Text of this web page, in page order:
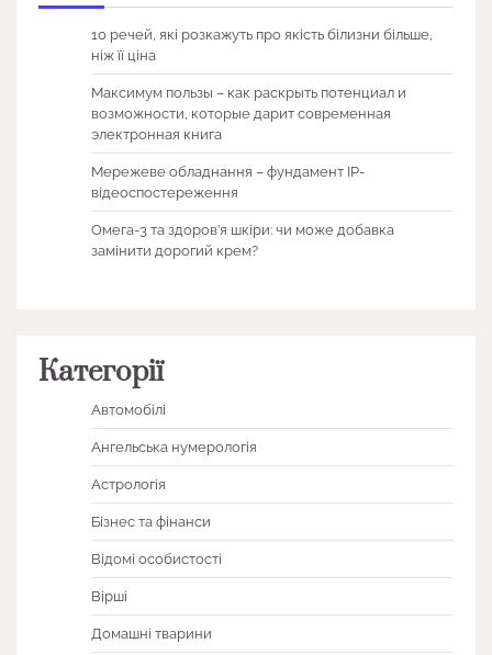
10 речей, які розкажуть про якість білизни більше,
ніж її ціна
Максимум пользы – как раскрыть потенциал и
возможности, которые дарит современная
электронная книга
Мережеве обладнання – фундамент IP-
відеоспостереження
Омега-3 та здоров’я шкіри: чи може добавка
замінити дорогий крем?
Категорії
Автомобілі
Ангельська нумерологія
Астрологія
Бізнес та фінанси
Відомі особистості
Вірші
Домашні тварини